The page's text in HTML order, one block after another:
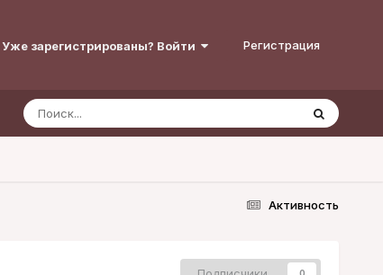
Уже зарегистрированы? Войти Регистрация
Активность